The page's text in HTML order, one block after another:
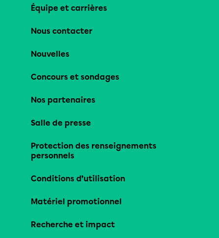
Équipe et carrières
Nous contacter
Nouvelles
Concours et sondages
Nos partenaires
Salle de presse
Protection des renseignements
personnels
Conditions d’utilisation
Matériel promotionnel
Recherche et impact